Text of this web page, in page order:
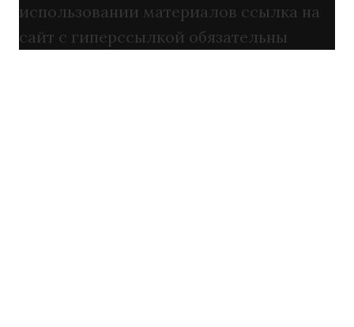
использовании материалов ссылка на
сайт с гиперссылкой обязательны